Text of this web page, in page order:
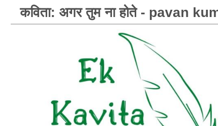
कविता: अगर तुम ना होते - pavan